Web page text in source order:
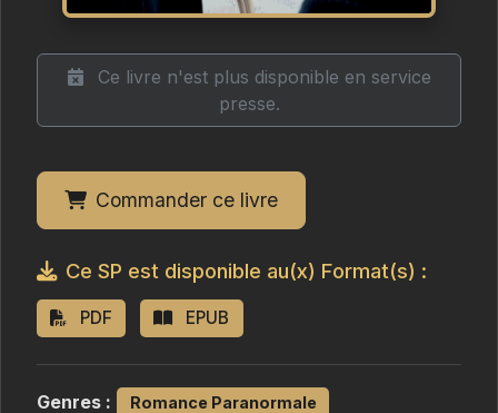
Ce livre n'est plus disponible en service
presse.
Commander ce livre
Ce SP est disponible au(x) Format(s) :
PDF EPUB
Genres : Romance Paranormale